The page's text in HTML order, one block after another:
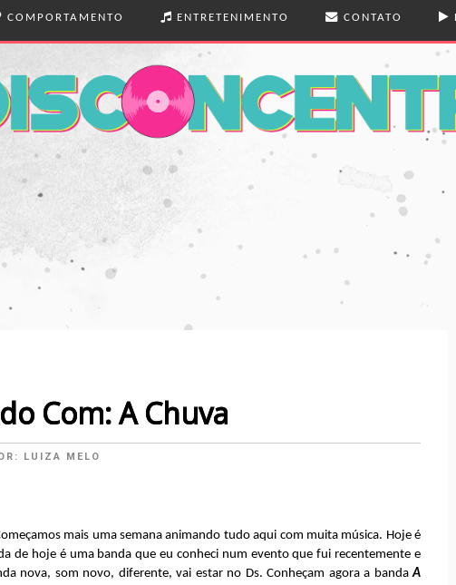
COMPORTAMENTO
VIDA REAL
VIAGENS
REFLEXÕES
ENTRETENIMENTO
MÚSICA
LIVROS
TEATRO
CONTATO
Com: A Chuva
LUIZA MELO
mais uma semana animando tudo aqui com muita música. Hoje é
de hoje é uma banda que eu conheci num evento que fui recentemente e
nova, som novo, diferente, vai estar no Ds. Conheçam agora a bandaA